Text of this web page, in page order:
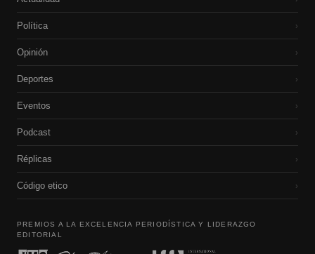
Política ›
Opinión ›
Deportes ›
Eventos ›
Podcast ›
Réplicas ›
Código etico ›
PREMIOS A LA EXCELENCIA PERIODÍSTICA Y LIDERAZGO
EDITORIAL